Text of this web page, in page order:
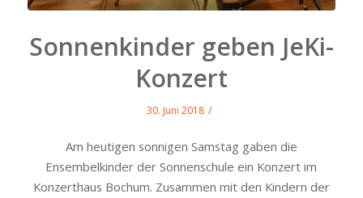
Sonnenkinder geben JeKi-
Konzert
30. Juni 2018 /
Am heutigen sonnigen Samstag gaben die
Ensembelkinder der Sonnenschule ein Konzert im
Konzerthaus Bochum. Zusammen mit den Kindern der